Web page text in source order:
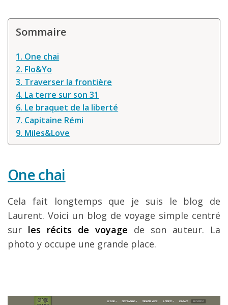
L’auteur
Sommaire
1. One chai
2. Flo&Yo
3. Traverser la frontière
4. La terre sur son 31
6. Le braquet de la liberté
7. Capitaine Rémi
9. Miles&Love
One chai
Cela fait longtemps que je suis le blog de
Laurent. Voici un blog de voyage simple centré
sur les récits de voyage de son auteur. La
photo y occupe une grande place.